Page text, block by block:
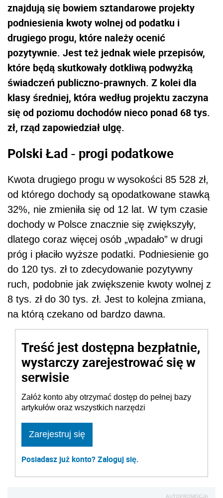
znajdują się bowiem sztandarowe projekty
podniesienia kwoty wolnej od podatku i
drugiego progu, które należy ocenić
pozytywnie. Jest też jednak wiele przepisów,
które będą skutkowały dotkliwą podwyżką
świadczeń publiczno-prawnych. Z kolei dla
klasy średniej, która według projektu zaczyna
się od poziomu dochodów nieco ponad 68 tys.
zł, rząd zapowiedział ulgę.
Polski Ład - progi podatkowe
Kwota drugiego progu w wysokości 85 528 zł,
od którego dochody są opodatkowane stawką
32%, nie zmieniła się od 12 lat. W tym czasie
dochody w Polsce znacznie się zwiększyły,
dlatego coraz więcej osób „wpadało” w drugi
próg i płaciło wyższe podatki. Podniesienie go
do 120 tys. zł to zdecydowanie pozytywny
ruch, podobnie jak zwiększenie kwoty wolnej z
8 tys. zł do 30 tys. zł. Jest to kolejna zmiana,
na którą czekano od bardzo dawna.
Treść jest dostępna bezpłatnie,
wystarczy zarejestrować się w
serwisie
Załóż konto aby otrzymać dostęp do pełnej bazy
artykułów oraz wszystkich narzędzi
Zarejestruj się
Posiadasz już konto? Zaloguj się.
AUTOPROMOCJA